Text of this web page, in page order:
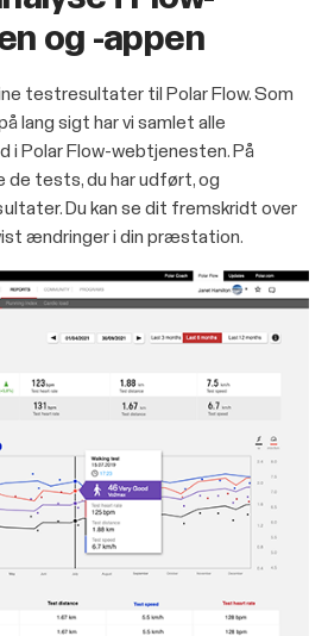
og -appen
testresultater til Polar Flow. Som
lang sigt har vi samlet alle
Polar Flow-webtjenesten. På
de tests, du har udført, og
Du kan se dit fremskridt over
ændringer i din præstation.